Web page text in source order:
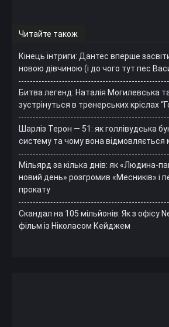
Читайте також
Кінець інтриги: Дантес вперше
новою дівчиною (і до чого тут пес
Битва легенд: Наталія Могилевська
зустрінуться в тренерських кріслах
Шарліз Терон — 51: як голлівудська
систему та чому вона відмовляється
Мільярд за кілька днів: як «Людина-
новий день» розгромив «Месників» і
прокату
Скандал на 105 мільйонів: Як з офісу
фільм із Ніколасом Кейджем